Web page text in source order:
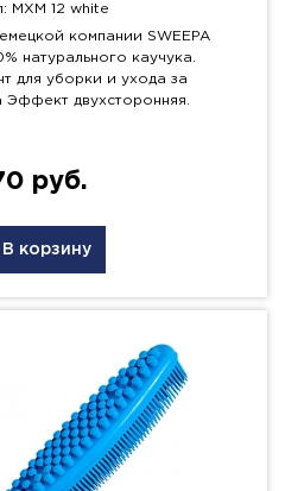
MXM 12 white
компании SWEEPA
натурального каучука.
для уборки и ухода за
двухсторонняя.
руб.
В корзину